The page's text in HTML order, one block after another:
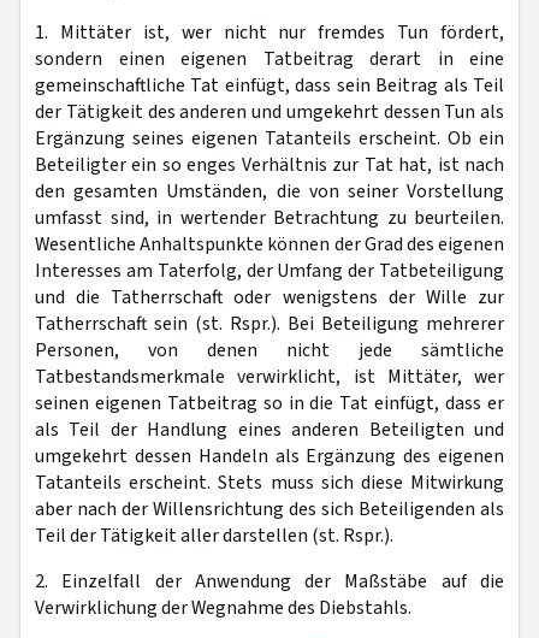
1. Mittäter ist, wer nicht nur fremdes Tun fördert,
sondern einen eigenen Tatbeitrag derart in eine
gemeinschaftliche Tat einfügt, dass sein Beitrag als Teil
der Tätigkeit des anderen und umgekehrt dessen Tun als
Ergänzung seines eigenen Tatanteils erscheint. Ob ein
Beteiligter ein so enges Verhältnis zur Tat hat, ist nach
den gesamten Umständen, die von seiner Vorstellung
umfasst sind, in wertender Betrachtung zu beurteilen.
Wesentliche Anhaltspunkte können der Grad des eigenen
Interesses am Taterfolg, der Umfang der Tatbeteiligung
und die Tatherrschaft oder wenigstens der Wille zur
Tatherrschaft sein (st. Rspr.). Bei Beteiligung mehrerer
Personen, von denen nicht jede sämtliche
Tatbestandsmerkmale verwirklicht, ist Mittäter, wer
seinen eigenen Tatbeitrag so in die Tat einfügt, dass er
als Teil der Handlung eines anderen Beteiligten und
umgekehrt dessen Handeln als Ergänzung des eigenen
Tatanteils erscheint. Stets muss sich diese Mitwirkung
aber nach der Willensrichtung des sich Beteiligenden als
Teil der Tätigkeit aller darstellen (st. Rspr.).
2. Einzelfall der Anwendung der Maßstäbe auf die
Verwirklichung der Wegnahme des Diebstahls.